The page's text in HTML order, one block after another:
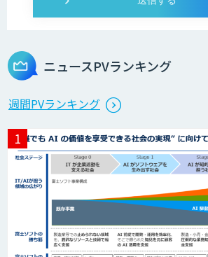
Microcosm×AIエン
スのAI導入支援サービ
生成AI活用 1day ブ
データ分析エージェ
ニュースPVランキング
週間PVランキング